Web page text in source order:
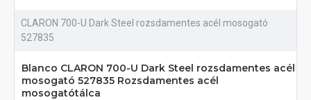
CLARON 700-U Dark Steel rozsdamentes acél mosogató
527835
Blanco CLARON 700-U Dark Steel rozsdamentes acél
mosogató 527835 Rozsdamentes acél
mosogatótálca